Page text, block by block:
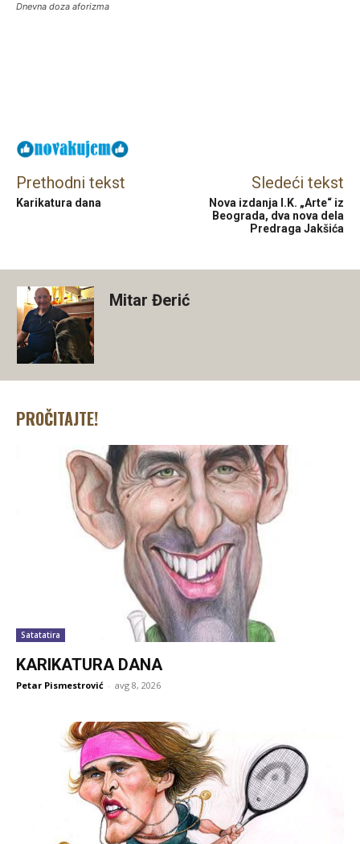
Dnevna doza aforizma
Prethodni tekst
Karikatura dana
Sledeći tekst
Nova izdanja I.K. „Arte“ iz
Beograda, dva nova dela
Predraga Jakšića
Mitar Đerić
PROČITAJTE!
Satatatira
KARIKATURA DANA
Petar Pismestrović - avg 8, 2026